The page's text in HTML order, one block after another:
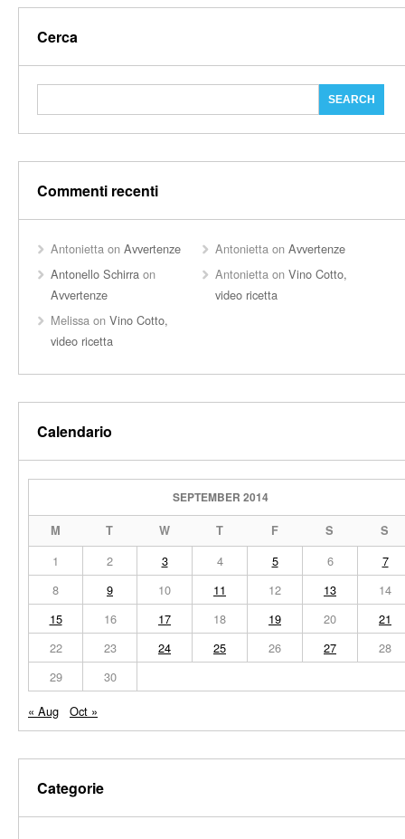
Cerca
Commenti recenti
Antonietta on Avvertenze Antonietta onAvvertenze
Antonello Schirra on
Avvertenze
Antonietta onVino Cotto,
video ricetta
Melissa on Vino Cotto,
video ricetta
Calendario
SEPTEMBER 2014
M T W T F S S
1 2 3 4 5 6
7
8
9 10 11 12 13
14
15
16 17 18 19 20
21
22
23 24 25 26 27
28
29
30
« Aug
Oct »
Categorie